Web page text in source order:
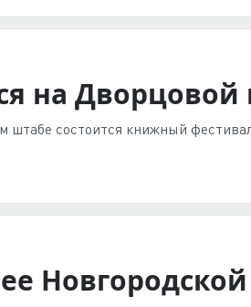
на Дворцовой
штабе состоится книжный